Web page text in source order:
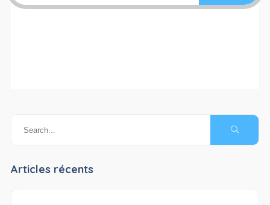
Articles récents